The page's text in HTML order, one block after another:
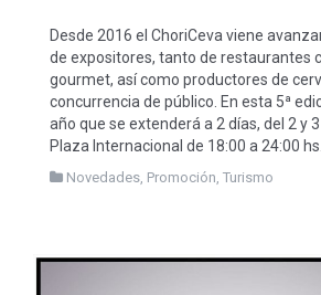
Desde 2016 el ChoriCeva viene
de expositores, tanto de restaurantes
gourmet, así como productores de
concurrencia de público. En esta 5ª
año que se extenderá a 2 días, del 2 y
Plaza Internacional de 18:00 a 24:00 hs.
Novedades Promoción Turismo